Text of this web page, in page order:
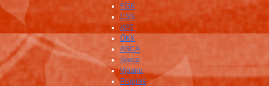
EGK
CSS
KPT
ÖKK
ASCA
Swica
Visana
Progres